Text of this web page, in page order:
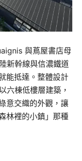
與蔦屋書店母
新幹線與信濃鐵道
能抵達。整體設計
六棟低樓層建築，
意交織的外觀，讓
林裡的小鎮」那種